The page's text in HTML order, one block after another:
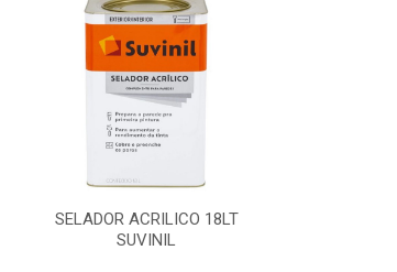
SELADOR ACRILICO 18LT
SUVINIL